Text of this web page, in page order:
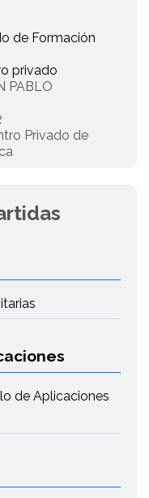
de Formación
privado
PABLO
Privado de
de Aplicaciones